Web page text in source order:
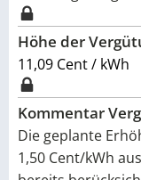
Höhe der
11,09 Cent / kWh
Kommentar
Die geplante
1,50 Cent/kWh